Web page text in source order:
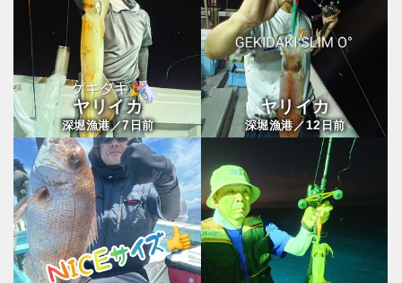
ヤリイカ
深堀漁港／7日前
ヤリイカ
深堀漁港／ 12日前